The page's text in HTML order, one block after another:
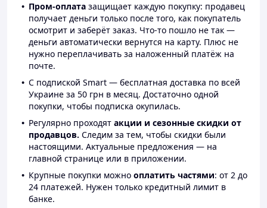
Пром-оплата защищает каждую покупку: продавец
получает деньги только после того, как покупатель
осмотрит и заберёт заказ. Что-то пошло не так —
деньги автоматически вернутся на карту. Плюс не
нужно переплачивать за наложенный платёж на
почте.
С подпиской Smart — бесплатная доставка по всей
Украине за 50 грн в месяц. Достаточно одной
покупки, чтобы подписка окупилась.
Регулярно проходят акции и сезонные скидки от
продавцов. Следим за тем, чтобы скидки были
настоящими. Актуальные предложения — на
главной странице или в приложении.
Крупные покупки можно оплатить частями: от 2 до
24 платежей. Нужен только кредитный лимит в
банке.